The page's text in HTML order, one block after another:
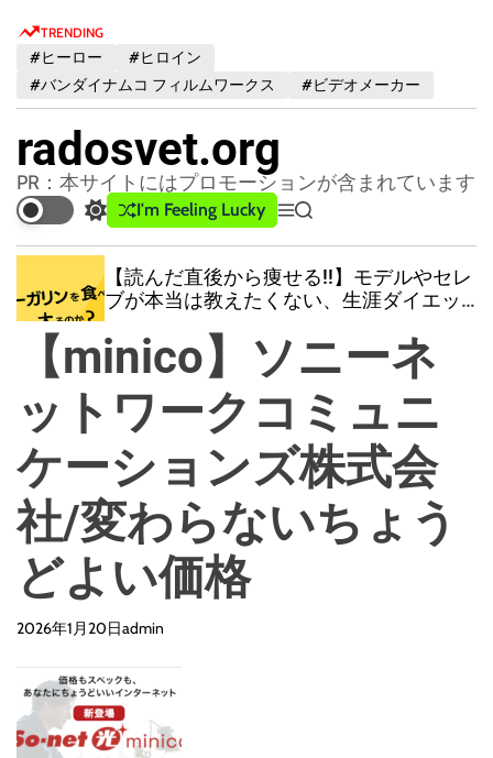
TRENDING
#ヒーロー
#ヒロイン
#バンダイナムコ フィルムワークス
#ビデオメーカー
radosvet.org
PR：本サイトにはプロモーションが含まれています
S
w
c
c
o
m
e
I'm Feeling Lucky
M
e
u
S
e
r
c
【読んだ直後から痩せる!!】モデルやセレ
ブが本当は教えたくない、生涯ダイエッ
日本一わかりやすい油の教科書！
【minico】ソニーネ
ットワークコミュニ
ケーションズ株式会
社/変わらないちょう
どよい価格
2026年1月20日admin